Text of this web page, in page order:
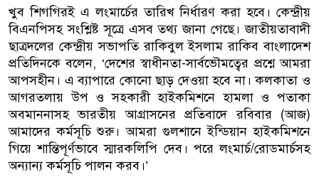
খুব শিগগিরই এ লংমার্চের তারিখ নির্ধারণ করা হবে। কেন্দ্রীয়
বিএনপিসহ সংশ্লিষ্ট সূত্রে এসব তথ্য জানা গেছে। জাতীয়তাবাদী
ছাত্রদলের কেন্দ্রীয় সভাপতি রাকিবুল ইসলাম রাকিব বাংলাদেশ
প্রতিদিনকে বলেন, ‘দেশের স্বাধীনতা-সার্বভৌমত্বের প্রশ্নে আমরা
আপসহীন। এ ব্যাপারে কোনো ছাড় দেওয়া হবে না। কলকাতা ও
আগরতলায় উপ ও সহকারী হাইকমিশনে হামলা ও পতাকা
অবমাননাসহ ভারতীয় আগ্রাসনের প্রতিবাদে রবিবার (আজ)
আমাদের কর্মসূচি শুরু। আমরা গুলশানে ইন্ডিয়ান হাইকমিশনে
গিয়ে শান্তিপূর্ণভাবে স্মারকলিপি দেব। পরে লংমার্চ/রোডমার্চসহ
অন্যান্য কর্মসূচি পালন করব।’